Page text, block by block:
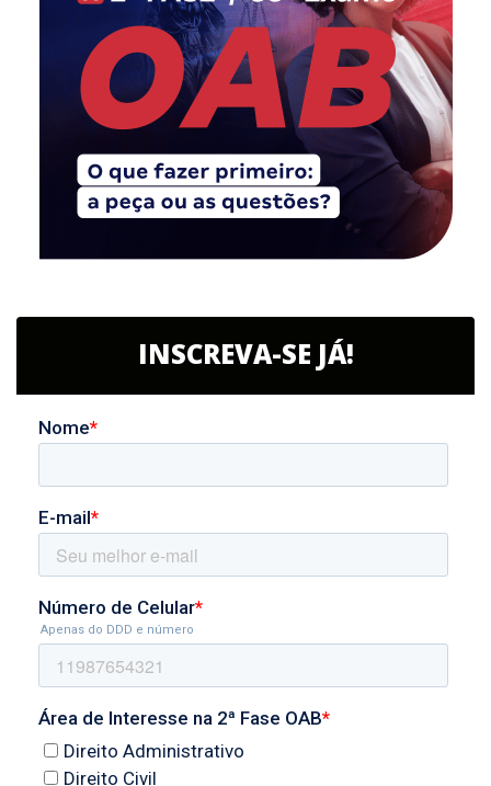
INSCREVA-SE JÁ!